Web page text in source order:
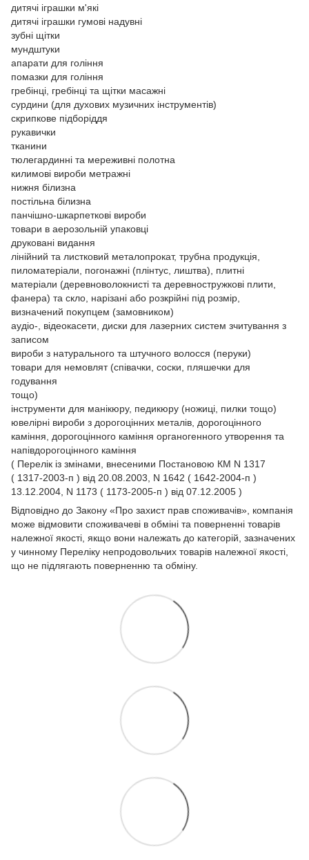
дитячі іграшки м'які
дитячі іграшки гумові надувні
зубні щітки
мундштуки
апарати для гоління
помазки для гоління
гребінці, гребінці та щітки масажні
сурдини (для духових музичних інструментів)
скрипкове підборіддя
рукавички
тканини
тюлегардинні та мереживні полотна
килимові вироби метражні
нижня білизна
постільна білизна
панчішно-шкарпеткові вироби
товари в аерозольній упаковці
друковані видання
лінійний та листковий металопрокат, трубна продукція,
пиломатеріали, погонажні (плінтус, лиштва), плитні
матеріали (деревноволокнисті та деревностружкові плити,
фанера) та скло, нарізані або розкрійні під розмір,
визначений покупцем (замовником)
аудіо-, відеокасети, диски для лазерних систем зчитування з
записом
вироби з натурального та штучного волосся (перуки)
товари для немовлят (співачки, соски, пляшечки для
годування
тощо)
інструменти для манікюру, педикюру (ножиці, пилки тощо)
ювелірні вироби з дорогоцінних металів, дорогоцінного
каміння, дорогоцінного каміння органогенного утворення та
напівдорогоцінного каміння
( Перелік із змінами, внесеними Постановою КМ N 1317
( 1317-2003-п ) від 20.08.2003, N 1642 ( 1642-2004-п )
13.12.2004, N 1173 ( 1173-2005-п ) від 07.12.2005 )
Відповідно до Закону «Про захист прав споживачів» , компанія
може відмовити споживачеві в обміні та поверненні товарів
належної якості, якщо вони належать до категорій, зазначених
у чинному Переліку непродовольчих товарів належної якості,
що не підлягають поверненню та обміну.